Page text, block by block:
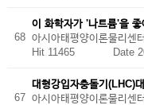
68
이 화학자가 '나트륨'을
아시아태평양이론물리센터
Hit 11465 Date
67
대형강입자충돌기(LHC)
아시아태평양이론물리센터